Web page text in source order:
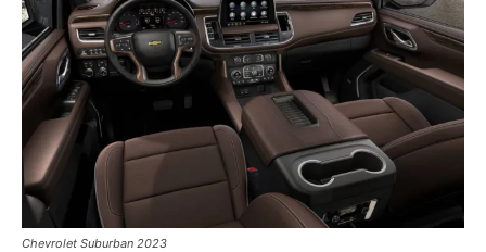
Chevrolet Suburban 2023